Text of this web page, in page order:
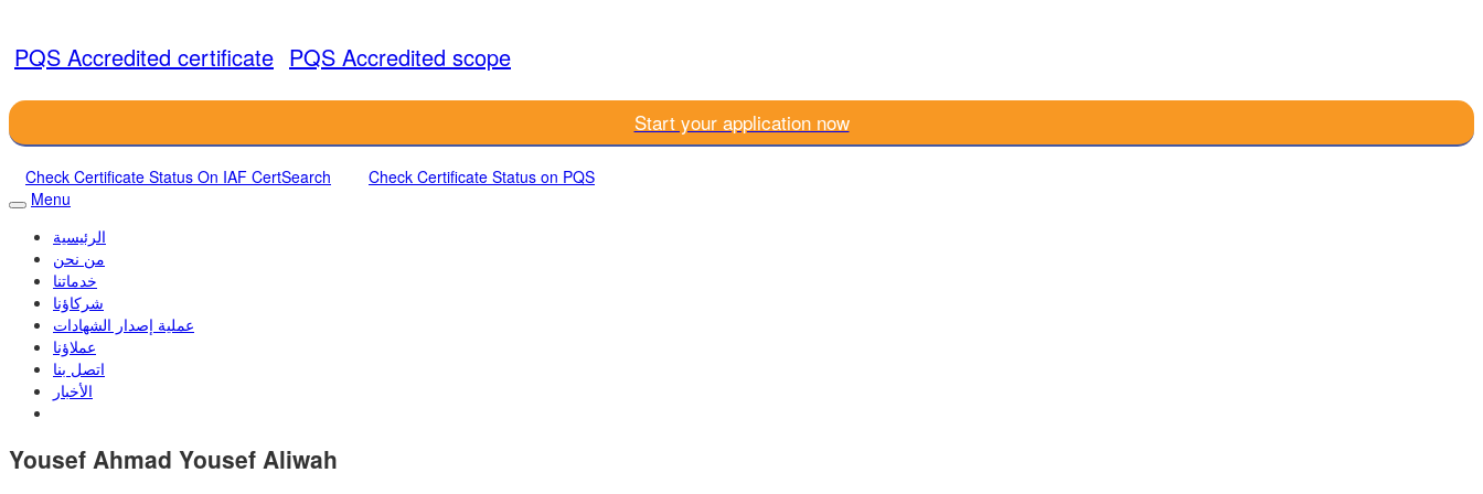
PQS Accredited certificate PQS Accredited scope
Start your application now
Check Certificate Status On IAF CertSearch
Check Certificate Status on PQS
Menu
الرئيسية
من نحن
خدماتنا
شركاؤنا
عملية إصدار الشهادات
عملاؤنا
اتصل بنا
الأخبار
Yousef Ahmad Yousef Aliwah